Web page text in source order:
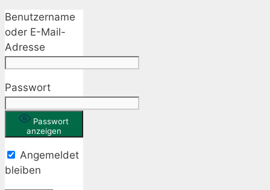
Benutzername
oder E-Mail-
Adresse
Passwort
Passwort
anzeigen
Angemeldet
bleiben